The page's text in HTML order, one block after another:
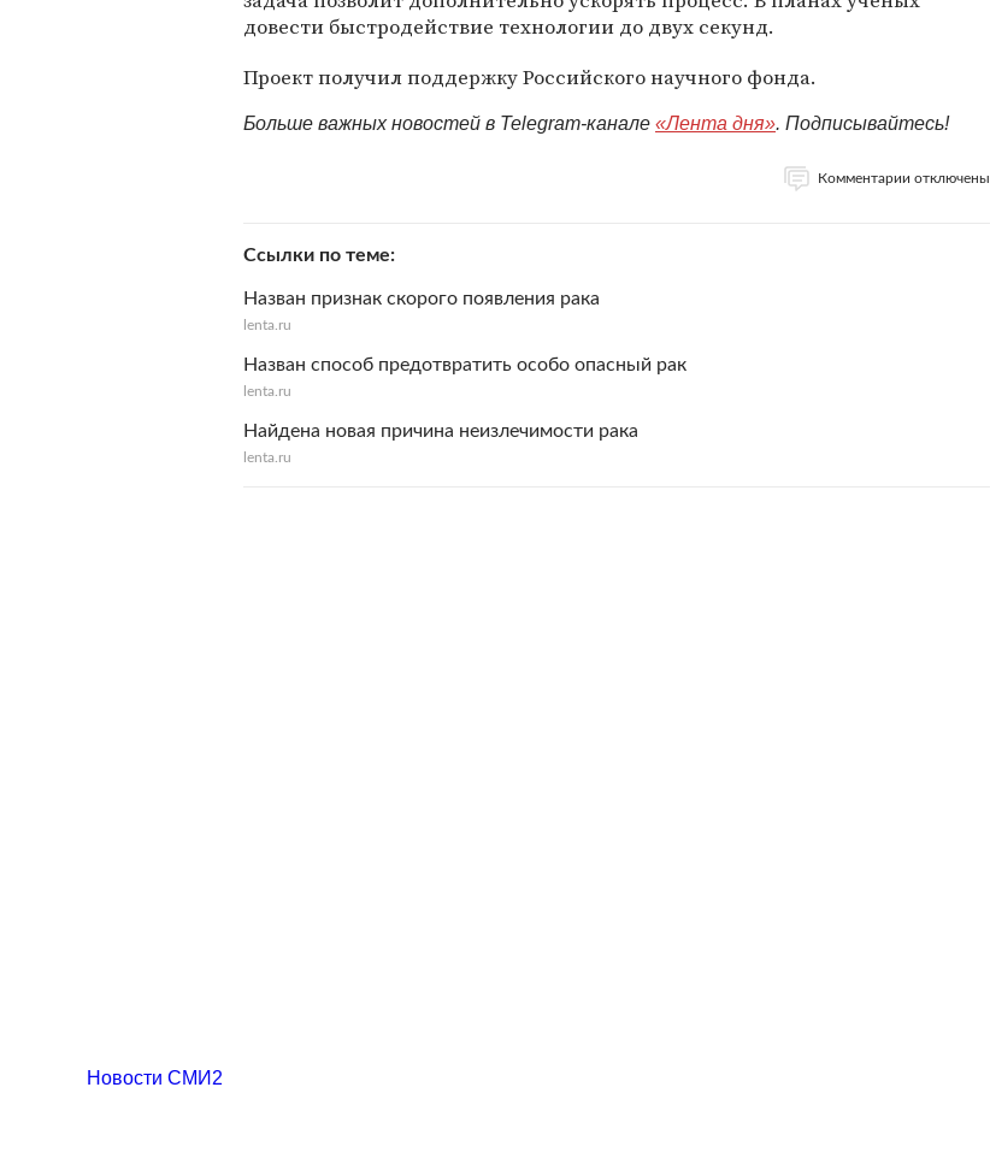
довести быстродействие технологии до двух секунд.
Проект получил поддержку Российского научного фонда.
Больше важных новостей в Telegram-канале «Лента дня». Подписывайтесь!
Комментарии отключены
Ссылки по теме
Назван признак скорого появления рака
lenta.ru
Назван способ предотвратить особо опасный рак
lenta.ru
Найдена новая причина неизлечимости рака
lenta.ru
Новости СМИ2